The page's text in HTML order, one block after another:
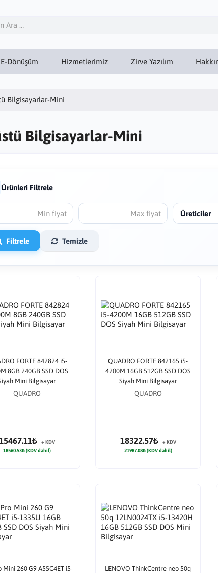
E-Dönüşüm Hizmetlerimiz Zirve Yazılım
Bilgisayarlar-Mini
Bilgisayarlar-Mini
Ürünleri Filtrele
Üreticiler
Filtrele Temizle
FORTE 842824 i5-
8GB 240GB SSD DOS
Mini Bilgisayar
QUADRO
+ KDV
18560.53₺ (KDV dahil)
QUADRO FORTE 842165 i5-
4200M 16GB 512GB SSD DOS
Siyah Mini Bilgisayar
QUADRO
18322.57₺
+ KDV
21987.08₺ (KDV dahil)
Mini 260 G9 A55C4ET i5-
LENOVO ThinkCentre neo 50q